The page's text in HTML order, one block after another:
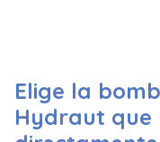
Elige la
Hydraut que